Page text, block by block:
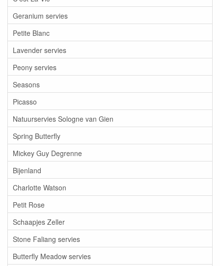
Geranium servies
Petite Blanc
Lavender servies
Peony servies
Seasons
Picasso
Natuurservies Sologne van Gien
Spring Butterfly
Mickey Guy Degrenne
Bijenland
Charlotte Watson
Petit Rose
Schaapjes Zeller
Stone Faliang servies
Butterfly Meadow servies